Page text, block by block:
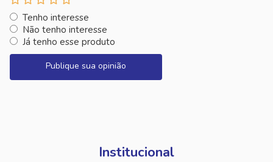
Tenho interesse
Não tenho interesse
Já tenho esse produto
Publique sua opinião
Institucional